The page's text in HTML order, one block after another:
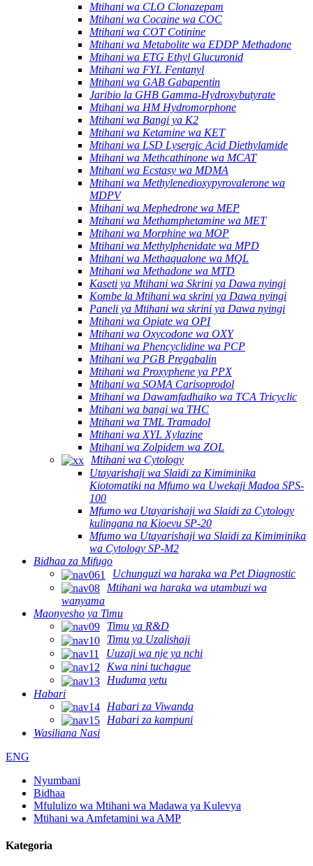
Mtihani wa CLO Clonazepam
Mtihani wa Cocaine wa COC
Mtihani wa COT Cotinine
Mtihani wa Metabolite wa EDDP Methadone
Mtihani wa ETG Ethyl Glucuronid
Mtihani wa FYL Fentanyl
Mtihani wa GAB Gabapentin
Jaribio la GHB Gamma-Hydroxybutyrate
Mtihani wa HM Hydromorphone
Mtihani wa Bangi ya K2
Mtihani wa Ketamine wa KET
Mtihani wa LSD Lysergic Acid Diethylamide
Mtihani wa Methcathinone wa MCAT
Mtihani wa Ecstasy wa MDMA
Mtihani wa Methylenedioxypyrovalerone wa
MDPV
Mtihani wa Mephedrone wa MEP
Mtihani wa Methamphetamine wa MET
Mtihani wa Morphine wa MOP
Mtihani wa Methylphenidate wa MPD
Mtihani wa Methaqualone wa MQL
Mtihani wa Methadone wa MTD
Kaseti ya Mtihani wa Skrini ya Dawa nyingi
Kombe la Mtihani wa skrini ya Dawa nyingi
Paneli ya Mtihani wa skrini ya Dawa nyingi
Mtihani wa Opiate wa OPI
Mtihani wa Oxycodone wa OXY
Mtihani wa Phencyclidine wa PCP
Mtihani wa PGB Pregabalin
Mtihani wa Proxyphene ya PPX
Mtihani wa SOMA Carisoprodol
Mtihani wa Dawamfadhaiko wa TCA Tricyclic
Mtihani wa bangi wa THC
Mtihani wa TML Tramadol
Mtihani wa XYL Xylazine
Mtihani wa Zolpidem wa ZOL
Mtihani wa Cytology
Utayarishaji wa Slaidi za Kimiminika
Kiotomatiki na Mfumo wa Uwekaji Madoa SPS-
100
Mfumo wa Utayarishaji wa Slaidi za Cytology
kulingana na Kioevu SP-20
Mfumo wa Utayarishaji wa Slaidi za Kimiminika
wa Cytology SP-M2
Bidhaa za Mifugo
Uchunguzi wa haraka wa Pet Diagnostic
Mtihani wa haraka wa utambuzi wa
wanyama
Maonyesho ya Timu
Timu ya R&D
Timu ya Uzalishaji
Uuzaji wa nje ya nchi
Kwa nini tuchague
Huduma yetu
Habari
Habari za Viwanda
Habari za kampuni
Wasiliana Nasi
ENG
Nyumbani
Bidhaa
Mfululizo wa Mtihani wa Madawa ya Kulevya
Mtihani wa Amfetamini wa AMP
Kategoria